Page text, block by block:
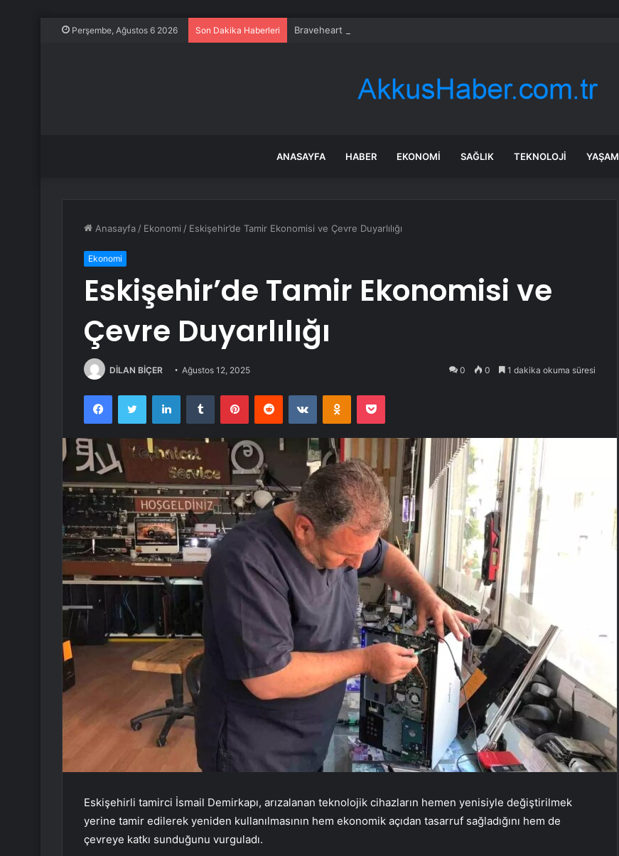
Perşembe, Ağustos 6 2026 Son Dakika Haberleri Braveheart Bio halka arzını pazarlama aralığının üstünde fiyatlandırıyor
ANASAYFA HABER EKONOMI SAĞLIK TEKNOLOJI YAŞAM
Anasayfa / Ekonomi / Eskişehir’de Tamir Ekonomisi ve Çevre Duyarlılığı
Ekonomi
Eskişehir’de Tamir Ekonomisi ve
Çevre Duyarlılığı
DİLAN BİÇER Ağustos 12, 2025 0 0 1 dakika okuma süresi
FacebookTwitter LinkedInTumblr PinterestReddit VKontakteOdnoklassniki
Pocket
Eskişehirli tamirci İsmail Demirkapı, arızalanan teknolojik cihazların hemen yenisiyle değiştirilmek
yerine tamir edilerek yeniden kullanılmasının hem ekonomik açıdan tasarruf sağladığını hem de
çevreye katkı sunduğunu vurguladı.